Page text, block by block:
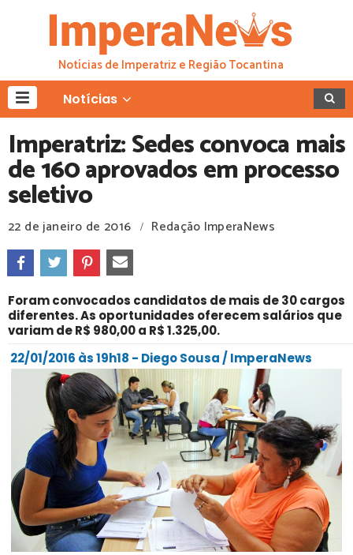
Notícias de Imperatriz e Região Tocantina
Notícias
Imperatriz: Sedes convoca mais
de 160 aprovados em processo
seletivo
22 de janeiro de 2016 / Redação ImperaNews
Foram convocados candidatos de mais de 30 cargos
diferentes. As oportunidades oferecem salários que
variam de R$ 980,00 a R$ 1.325,00.
22/01/2016 às 19h18 - Diego Sousa / ImperaNews